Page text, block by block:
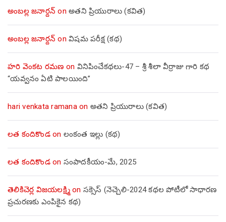
అంబల్ల జనార్దన్ on అతని ప్రియురాలు (కవిత)
అంబల్ల జనార్దన్ on విషమ పరీక్ష (క‌థ‌)
హరి వెంకట రమణ on వినిపించేకథలు-47 – శ్రీ శీలా వీర్రాజు గారి కథ
“యవ్వనం ఏటి పాలయింది”
hari venkata ramanaon అతని ప్రియురాలు (కవిత)
లత కందికొండon లంకంత ఇల్లు (కథ)
లత కందికొండon సంపాదకీయం-మే, 2025
తెలికిచెర్ల విజయలక్ష్మిon సక్సెస్ (నెచ్చెలి-2024 కథల పోటీలో సాధారణ
ప్రచురణకు ఎంపికైన కథ)